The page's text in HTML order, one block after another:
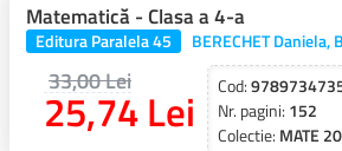
Matematică - Clasa a 4-a
Editura Paralela 45 BERECHET Daniela,
25,74 Lei
33,00 Lei Cod:
Nr. pagini: 152
Colectie: MATE